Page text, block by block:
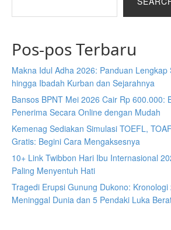
Pos-pos Terbaru
Makna Idul Adha 2026: Panduan Lengkap
hingga Ibadah Kurban dan Sejarahnya
Bansos BPNT Mei 2026 Cair Rp 600.000:
Penerima Secara Online dengan Mudah
Kemenag Sediakan Simulasi TOEFL,
Gratis: Begini Cara Mengaksesnya
10+ Link Twibbon Hari Ibu Internasional
Paling Menyentuh Hati
Tragedi Erupsi Gunung Dukono:
Meninggal Dunia dan 5 Pendaki Luka